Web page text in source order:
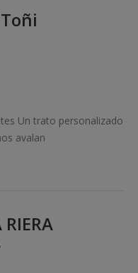
Un trato personalizado
avalan
RIERA